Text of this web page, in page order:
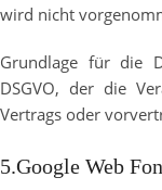
wird nicht
Grundlage für die
DSGVO, der die
Vertrags oder
5.Google Web